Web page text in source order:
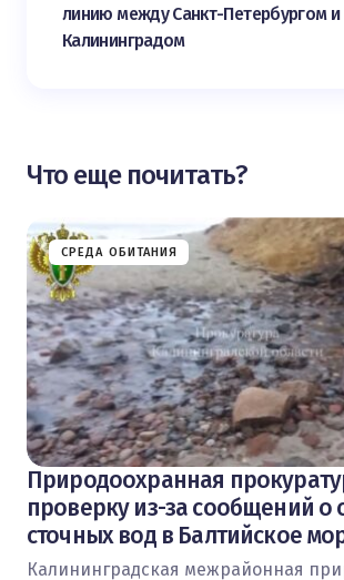
линию между Санкт-Петербургом и
Калининградом
Что еще почитать?
СРЕДА ОБИТАНИЯ
Природоохранная
проверку из-за сообщений о
сточных вод в Балтийское
Калининградская межрайонная